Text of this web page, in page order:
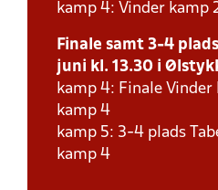
kamp 4: Vinder kamp
Finale samt 3-4
juni kl. 13.30 i
kamp 4: Finale
kamp 4
kamp 5: 3-4 plads
kamp 4